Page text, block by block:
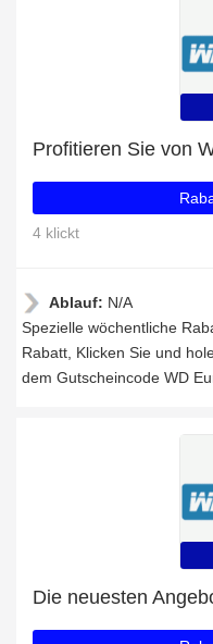
Profitieren Sie von
4 klickt
Ablauf: N/A
Spezielle wöchentliche
Rabatt, Klicken Sie und
dem Gutscheincode WD